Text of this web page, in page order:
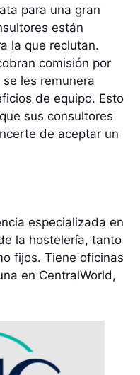
para una gran
están
la que reclutan.
comisión por
les remunera
de equipo. Esto
sus consultores
de aceptar un
especializada en
la hostelería, tanto
fijos. Tiene oficinas
en CentralWorld,